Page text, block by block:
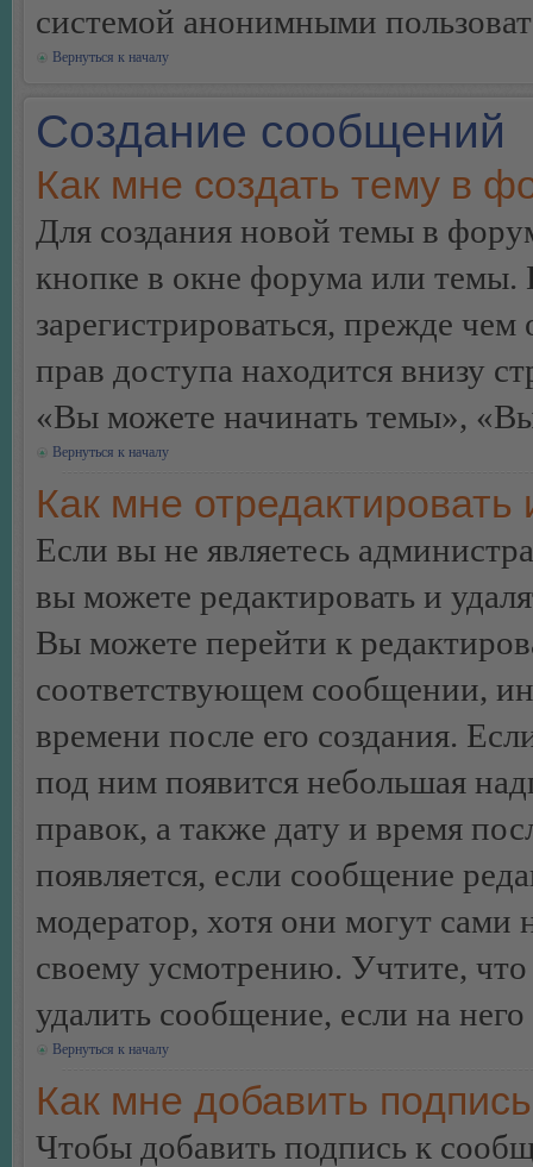
системой анонимными
Вернуться к началу
Создание сообщений
Как мне создать тему в
Для создания новой темы в
кнопке в окне форума или
зарегистрироваться, прежде
прав доступа находится внизу
«Вы можете начинать темы»,
Вернуться к началу
Как мне
Если вы не являетесь
вы можете редактировать и
Вы можете перейти к
соответствующем сообщении,
времени после его создания.
под ним появится небольшая
правок, а также дату и время
появляется, если сообщение
модератор, хотя они могут сами
своему усмотрению. Учтите,
удалить сообщение, если на
Вернуться к началу
Как мне добавить
Чтобы добавить подпись к